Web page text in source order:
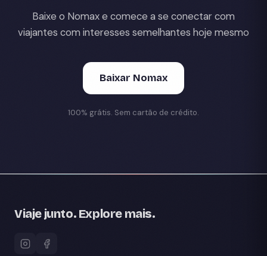
Baixe o Nomax e comece a se conectar com
viajantes com interesses semelhantes hoje mesmo
Baixar Nomax
100% grátis. Sem cartão de crédito.
Viaje junto. Explore mais.